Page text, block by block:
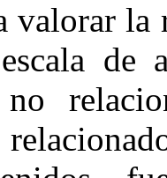
valorar la
de